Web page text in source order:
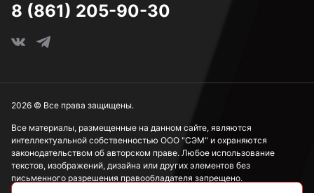
М36
М48
8 (861) 205-90-30
Все материалы, размещенные на данном сайте, являются
интеллектуальной собственностью ООО "СЭМ" и охраняются
законодательством об авторском праве. Любое использование
текстов, изображений, дизайна или других элементов без
письменного разрешения правообладателя запрещено.
2026 © Все права защищены.